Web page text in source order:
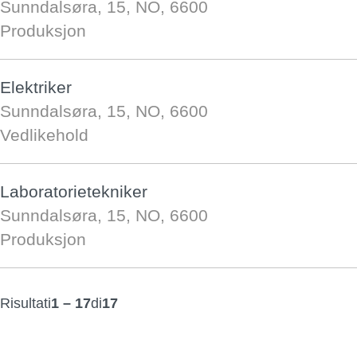
Sunndalsøra, 15, NO, 6600
Produksjon
Elektriker
Sunndalsøra, 15, NO, 6600
Vedlikehold
Laboratorietekniker
Sunndalsøra, 15, NO, 6600
Produksjon
Risultati1 – 17di17